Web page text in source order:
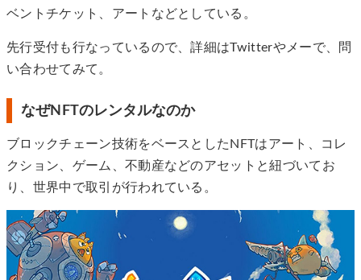
ベントチケット、アートなどとしている。
先行受付も行なっているので、詳細はTwitterやメーで、問
い合わせてみて。
なぜNFTのレンタルなのか
ブロックチェーン技術をベースとしたNFTはアート、コレ
クション、ゲーム、不動産などのアセットと紐づいてお
り、世界中で取引が行われている。